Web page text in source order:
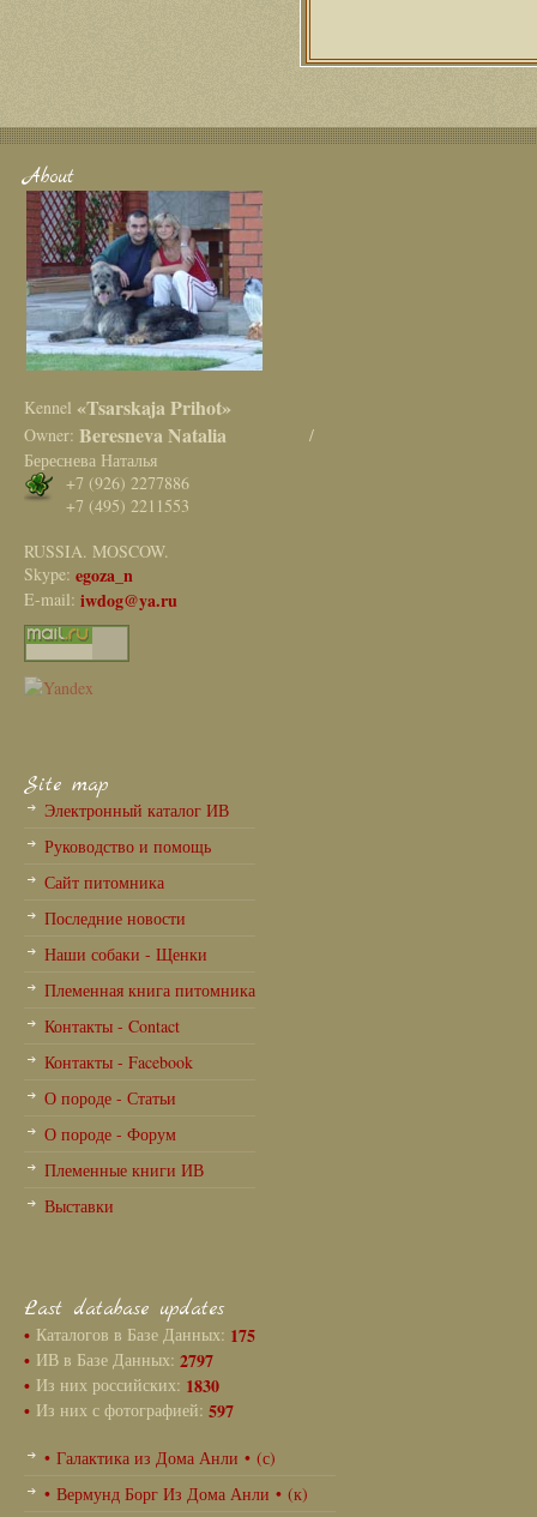
About
Kennel «Tsarskaja Prihot»
Owner: Beresneva Natalia /
Береснева Наталья
+7 (926) 2277886
+7 (495) 2211553
RUSSIA. MOSCOW.
Skype: egoza_n
E-mail: iwdog@ya.ru
Site map
Электронный каталог ИВ
Руководство и помощь
Сайт питомника
Последние новости
Наши собаки - Щенки
Племенная книга питомника
Контакты - Contact
Контакты - Facebook
О породе - Статьи
О породе - Форум
Племенные книги ИВ
Выставки
Last database updates
• Каталогов в Базе Данных: 175
• ИВ в Базе Данных: 2797
• Из них российских: 1830
• Из них с фотографией: 597
• Галактика из Дома Анли • (с)
• Вермунд Борг Из Дома Анли • (к)